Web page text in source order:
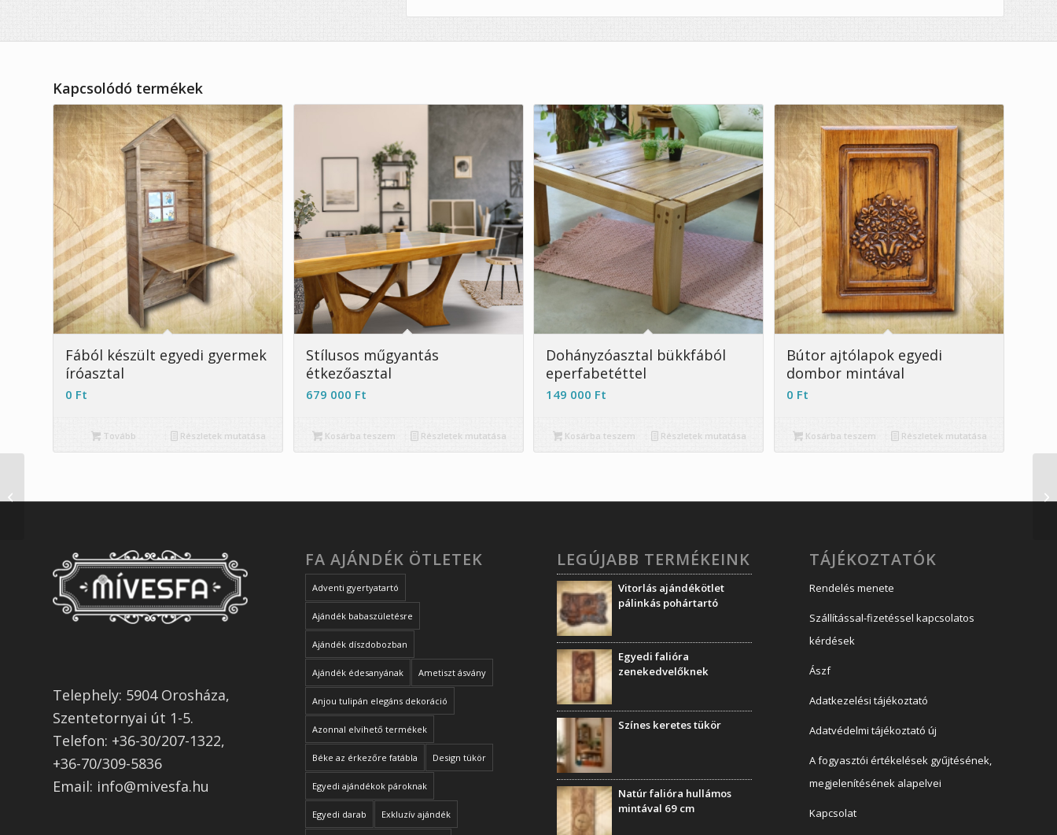
Kapcsolódó termékek
Fából készült egyedi gyermek
íróasztal
0 Ft
Tovább Részletek mutatása
Stílusos műgyantás
étkezőasztal
679 000 Ft
Kosárba teszem Részletek mutatása
Dohányzóasztal bükkfából
eperfabetéttel
149 000 Ft
Kosárba teszem Részletek mutatása
Bútor ajtólapok egyedi
dombor mintával
0 Ft
Kosárba teszem Részletek mutatása
Telephely: 5904 Orosháza,
Szentetornyai út 1-5.
Telefon: +36-30/207-1322,
+36-70/309-5836
Email: info@mivesfa.hu
FA AJÁNDÉK ÖTLETEK
Adventi gyertyatartó
Ajándék babaszületésre
Ajándék díszdobozban
Ajándék édesanyának Ametiszt ásvány
Anjou tulipán elegáns dekoráció
Azonnal elvihető termékek
Béke az érkezőre fatábla Design tükör
Egyedi ajándékok pároknak
Egyedi darab Exkluzív ajándék
LEGÚJABB TERMÉKEINK
Vitorlás ajándékötlet
pálinkás pohártartó
Egyedi falióra
zenekedvelőknek
Színes keretes tükör
Natúr falióra hullámos
mintával 69 cm
TÁJÉKOZTATÓK
Rendelés menete
Szállítással-fizetéssel kapcsolatos
kérdések
Ászf
Adatkezelési tájékoztató
Adatvédelmi tájékoztató új
A fogyasztói értékelések gyűjtésének,
megjelenítésének alapelvei
Kapcsolat